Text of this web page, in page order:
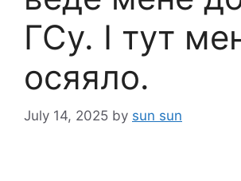
ГСу. І тут
осяяло.
July 14, 2025 by sun sun